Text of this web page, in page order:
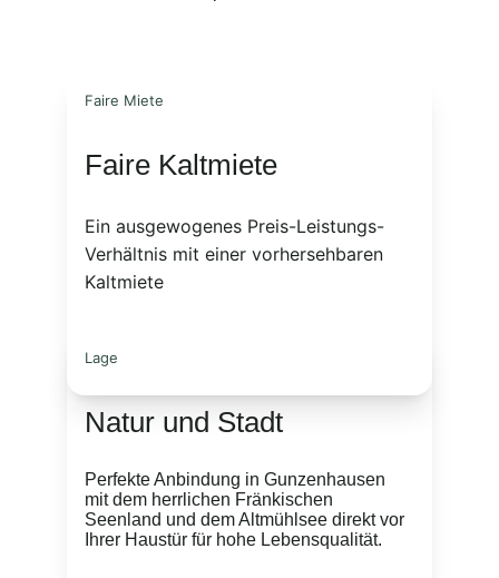
Faire Miete
Lage
Faire Kaltmiete
Natur und Stadt
Ein ausgewogenes Preis-Leistungs-
Verhältnis mit einer vorhersehbaren
Kaltmiete
Perfekte Anbindung in Gunzenhausen
mit dem herrlichen Fränkischen
Seenland und dem Altmühlsee direkt vor
Ihrer Haustür für hohe Lebensqualität.